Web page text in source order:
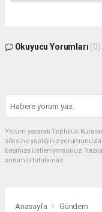
Okuyucu Yorumları (0)
Yorum yazarak Topluluk
sitesine yaptığınız
başınıza üstleniyorsunuz.
sorumlu tutulamaz.
Anasayfa Gündem